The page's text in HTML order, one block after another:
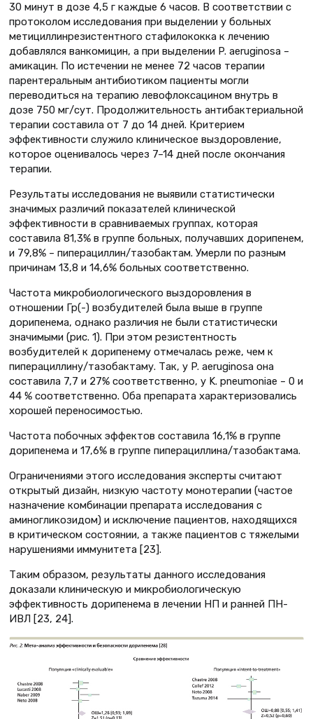
30 минут в дозе 4,5 г каждые 6 часов. В соответствии с
протоколом исследования при выделении у больных
метициллинрезистентного стафилококка к лечению
добавлялся ванкомицин, а при выделении P. аeruginosa –
амикацин. По истечении не менее 72 часов терапии
парентеральным антибиотиком пациенты могли
переводиться на терапию левофлоксацином внутрь в
дозе 750 мг/сут. Продолжительность антибактериальной
терапии составила от 7 до 14 дней. Критерием
эффективности служило клиническое выздоровление,
которое оценивалось через 7–14 дней после окончания
терапии.
Результаты исследования не выявили статистически
значимых различий показателей клинической
эффективности в сравниваемых группах, которая
составила 81,3% в группе больных, получавших дорипенем,
и 79,8% – пиперациллин/тазобактам. Умерли по разным
причинам 13,8 и 14,6% больных соответственно.
Частота микробиологического выздоровления в
отношении Гр(-) возбудителей была выше в группе
дорипенема, однако различия не были статистически
значимыми (рис. 1). При этом резистентность
возбудителей к дорипенему отмечалась реже, чем к
пиперациллину/тазобактаму. Так, у P. aeruginosa она
составила 7,7 и 27% соответственно, у K. рneumoniae – 0 и
44 % соответственно. Оба препарата характеризовались
хорошей переносимостью.
Частота побочных эффектов составила 16,1% в группе
дорипенема и 17,6% в группе пиперациллина/тазобактама.
Ограничениями этого исследования эксперты считают
открытый дизайн, низкую частоту монотерапии (частое
назначение комбинации препарата исследования с
аминогликозидом) и исключение пациентов, находящихся
в критическом состоянии, а также пациентов с тяжелыми
нарушениями иммунитета [23].
Таким образом, результаты данного исследования
доказали клиническую и микробиологическую
эффективность дорипенема в лечении НП и ранней ПН-
ИВЛ [23, 24].